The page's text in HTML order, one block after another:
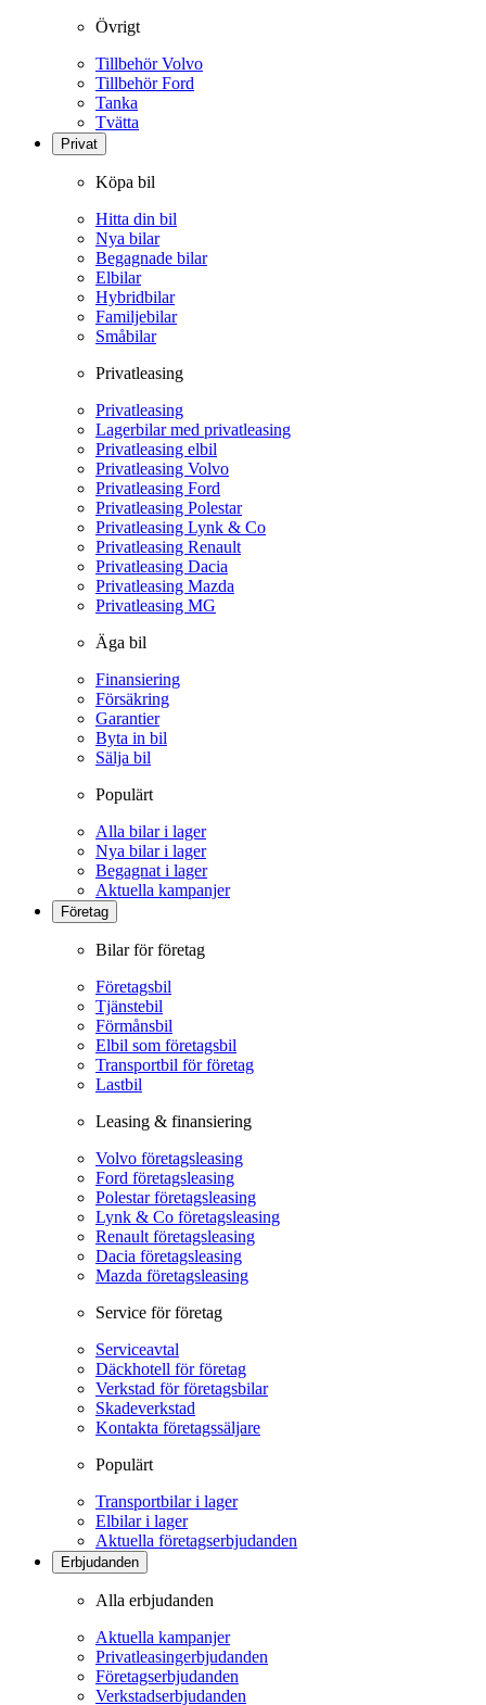
Övrigt
Tillbehör Volvo
Tillbehör Ford
Tanka
Tvätta
Privat
Köpa bil
Hitta din bil
Nya bilar
Begagnade bilar
Elbilar
Hybridbilar
Familjebilar
Småbilar
Privatleasing
Privatleasing
Lagerbilar med privatleasing
Privatleasing elbil
Privatleasing Volvo
Privatleasing Ford
Privatleasing Polestar
Privatleasing Lynk & Co
Privatleasing Renault
Privatleasing Dacia
Privatleasing Mazda
Privatleasing MG
Äga bil
Finansiering
Försäkring
Garantier
Byta in bil
Sälja bil
Populärt
Alla bilar i lager
Nya bilar i lager
Begagnat i lager
Aktuella kampanjer
Företag
Bilar för företag
Företagsbil
Tjänstebil
Förmånsbil
Elbil som företagsbil
Transportbil för företag
Lastbil
Leasing & finansiering
Volvo företagsleasing
Ford företagsleasing
Polestar företagsleasing
Lynk & Co företagsleasing
Renault företagsleasing
Dacia företagsleasing
Mazda företagsleasing
Service för företag
Serviceavtal
Däckhotell för företag
Verkstad för företagsbilar
Skadeverkstad
Kontakta företagssäljare
Populärt
Transportbilar i lager
Elbilar i lager
Aktuella företagserbjudanden
Erbjudanden
Alla erbjudanden
Aktuella kampanjer
Privatleasingerbjudanden
Företagserbjudanden
Verkstadserbjudanden